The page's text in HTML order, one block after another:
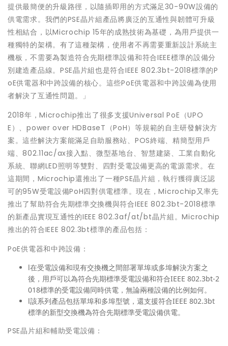
提供最簡便的升級路徑，以隨插即用的方式滿足30-90W設備的
供電需求。我們的PSE晶片組產品將廣泛的互通性與韌體可升級
性相結合，以Microchip 15年的成熟技術為基礎，為用戶提供一
種獨特的架構。有了這種架構，使用者不再需要重新設計系統主
機板，不需要為製造符合先期標準設備和符合IEEE標準的設備分
別建造產品線。PSE晶片組也是符合IEEE 802.3bt-2018標準的P
oE供電器和中跨設備的核心。這些PoE供電器和中跨設備為使用
者解決了互通性問題。」
2018年，Microchip推出了很多支援Universal PoE（UPO
E）、power over HDBaseT（PoH）等規範的自主研發解決方
案。這些解決方案能滿足自助服務站、POS終端、精簡型用戶
端、802.11ac/ax接入點、微型基地台、智慧建築、工業自動化
系統、聯網LED照明等雙對、四對受電設備更高的電源需求。在
這期間，Microchip還推出了一種PSE晶片組，執行獲得廣泛認
可的95W受電設備PoH四對供電標準。現在，Microchip又率先
推出了幫助符合先期標準交換機與符合IEEE 802.3bt-2018標準
的新產品實現互通性的IEEE 802.3af/at/bt晶片組。Microchip
推出的符合IEEE 802.3bt標準的產品包括：
PoE供電器和中跨設備：
l在受電設備和現有交換機之間部署單埠或多埠解決方案之
後，用戶可以為符合先期標準受電設備和符合IEEE 802.3bt-2
018標準的受電設備同時供電，無論兩種設備的比例如何。
l該系列產品包括單埠和多埠型號，還支援符合IEEE 802.3bt
標準的新型交換機為符合先期標準受電設備供電。
PSE晶片組和輔助受電設備：